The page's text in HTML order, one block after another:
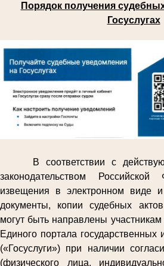
Порядок получения
Госуслугах
В соответствии с
законодательством
извещения в электронном виде
документы, копии судебных
могут быть направлены
Единого портала государственных
(«Госуслуги») при наличии
(физического лица,